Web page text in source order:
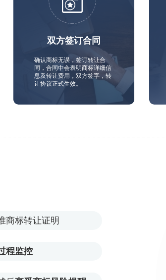
双方签订合同
确认商标无误，签订转让合
同，合同中会表明商标详细信
息及转让费用，双方签字，转
让协议正式生效。
商标转让证明
程监控